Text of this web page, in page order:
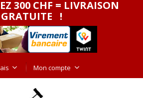
300 CHF = LIVRAISON
GRATUITE !
Mon compte